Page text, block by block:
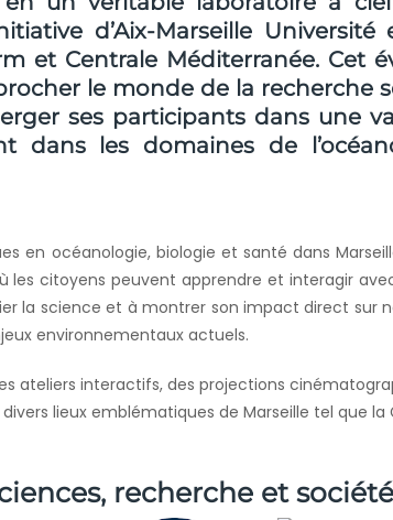
d’Aix-Marseille Université
et Centrale Méditerranée. Cet
le monde de la recherche
ses participants dans une
dans les domaines de
en océanologie, biologie et santé dans
les citoyens peuvent apprendre et interagir
la science et à montrer son impact direct sur
environnementaux actuels.
ateliers interactifs, des projections
lieux emblématiques de Marseille tel que la
recherche et société